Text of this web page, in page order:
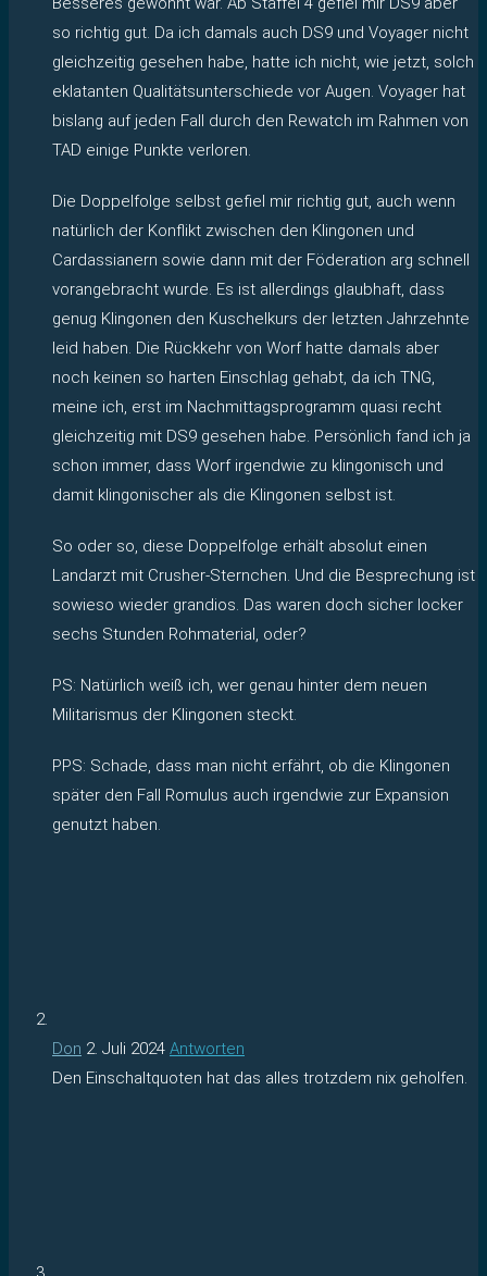
so richtig gut. Da ich damals auch DS9 und Voyager nicht
gleichzeitig gesehen habe, hatte ich nicht, wie jetzt, solch
eklatanten Qualitätsunterschiede vor Augen. Voyager hat
bislang auf jeden Fall durch den Rewatch im Rahmen von
TAD einige Punkte verloren.
Die Doppelfolge selbst gefiel mir richtig gut, auch wenn
natürlich der Konflikt zwischen den Klingonen und
Cardassianern sowie dann mit der Föderation arg schnell
vorangebracht wurde. Es ist allerdings glaubhaft, dass
genug Klingonen den Kuschelkurs der letzten Jahrzehnte
leid haben. Die Rückkehr von Worf hatte damals aber
noch keinen so harten Einschlag gehabt, da ich TNG,
meine ich, erst im Nachmittagsprogramm quasi recht
gleichzeitig mit DS9 gesehen habe. Persönlich fand ich ja
schon immer, dass Worf irgendwie zu klingonisch und
damit klingonischer als die Klingonen selbst ist.
So oder so, diese Doppelfolge erhält absolut einen
Landarzt mit Crusher-Sternchen. Und die Besprechung ist
sowieso wieder grandios. Das waren doch sicher locker
sechs Stunden Rohmaterial, oder?
PS: Natürlich weiß ich, wer genau hinter dem neuen
Militarismus der Klingonen steckt.
PPS: Schade, dass man nicht erfährt, ob die Klingonen
später den Fall Romulus auch irgendwie zur Expansion
genutzt haben.
Don 2. Juli 2024 Antworten
Den Einschaltquoten hat das alles trotzdem nix geholfen.